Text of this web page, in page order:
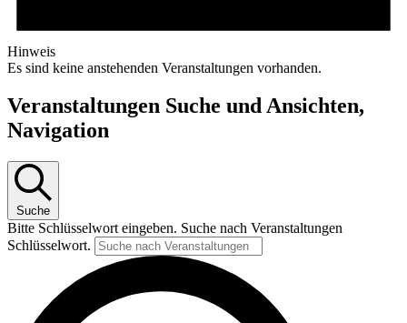
Hinweis
Es sind keine anstehenden Veranstaltungen vorhanden.
Veranstaltungen Suche und Ansichten,
Navigation
Suche
Bitte Schlüsselwort eingeben. Suche nach Veranstaltungen
Schlüsselwort.